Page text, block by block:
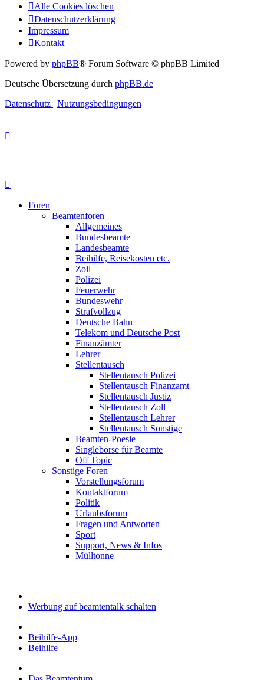
Alle Cookies löschen
Datenschutzerklärung
Impressum
Kontakt
Powered by phpBB® Forum Software © phpBB Limited
Deutsche Übersetzung durch phpBB.de
Datenschutz | Nutzungsbedingungen
Foren
Beamtenforen
Allgemeines
Bundesbeamte
Landesbeamte
Beihilfe, Reisekosten etc.
Zoll
Polizei
Feuerwehr
Bundeswehr
Strafvollzug
Deutsche Bahn
Telekom und Deutsche Post
Finanzämter
Lehrer
Stellentausch
Stellentausch Polizei
Stellentausch Finanzamt
Stellentausch Justiz
Stellentausch Zoll
Stellentausch Lehrer
Stellentausch Sonstige
Beamten-Poesie
Singlebörse für Beamte
Off Topic
Sonstige Foren
Vorstellungsforum
Kontaktforum
Politik
Urlaubsforum
Fragen und Antworten
Sport
Support, News & Infos
Mülltonne
Werbung auf beamtentalk schalten
Beihilfe-App
Beihilfe